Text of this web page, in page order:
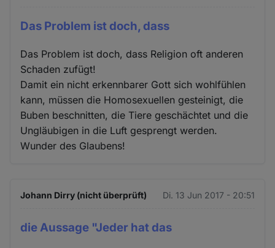
Das Problem ist doch, dass
Das Problem ist doch, dass Religion oft anderen
Schaden zufügt!
Damit ein nicht erkennbarer Gott sich wohlfühlen
kann, müssen die Homosexuellen gesteinigt, die
Buben beschnitten, die Tiere geschächtet und die
Ungläubigen in die Luft gesprengt werden.
Wunder des Glaubens!
Johann Dirry (nicht überprüft) Di. 13 Jun 2017 - 20:51
die Aussage "Jeder hat das